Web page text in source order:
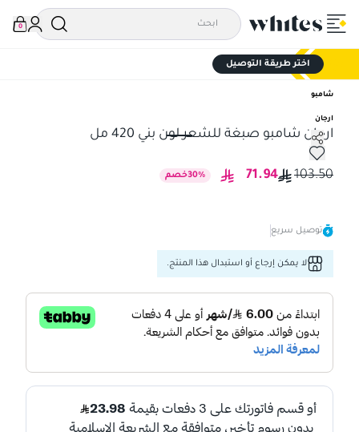
0
اختر طريقة التوصيل
شامبو
ارجان
ارجان شامبو صبغة للشعر لون بني 420 مل
ارجان شامبو صبغة للشعر لون بني 420 مل
103.50
71.94
30% خصم
توصيل سريع
لا يمكن إرجاع أو استبدال هذا المنتج.